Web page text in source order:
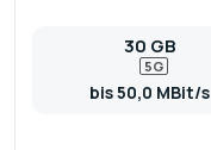
30 GB
5G
bis 50,0 MBit/s